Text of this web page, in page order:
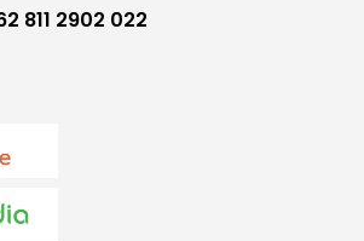
811 2902 022